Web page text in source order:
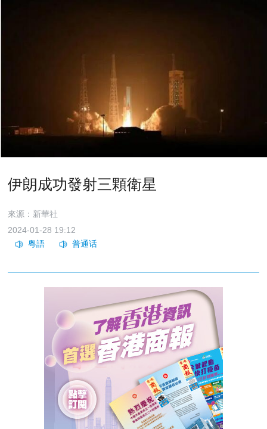
伊朗成功發射三顆衛星
來源：新華社
2024-01-28 19:12